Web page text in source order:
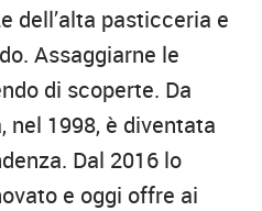
dell’alta pasticceria e
Assaggiarne le
di scoperte. Da
nel 1998, è diventata
Dal 2016 lo
e oggi offre ai